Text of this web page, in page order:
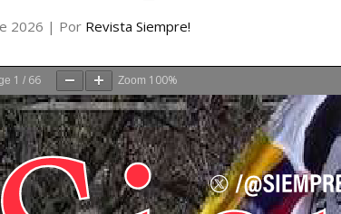
2026 | Por Revista Siempre!
1 / 66 Zoom 100%